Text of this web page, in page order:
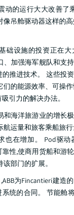
动的运行大大改善了
像吊舱驱动器这样的
础设施的投资正在
、加强海军舰队和支
推进技术。 这些投
们的能源效率、可操
引力的解决办法。
和海洋旅游业的增长
航运量和旅客乘船旅
也在增加。 Pod驱动
性,使商用货船和游
部门的扩展。
为Fincantieri建造
统的合同。 节能舱